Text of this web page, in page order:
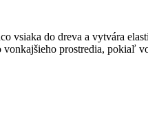
vsiaka do dreva a vytvára
vonkajšieho prostredia, pokiaľ